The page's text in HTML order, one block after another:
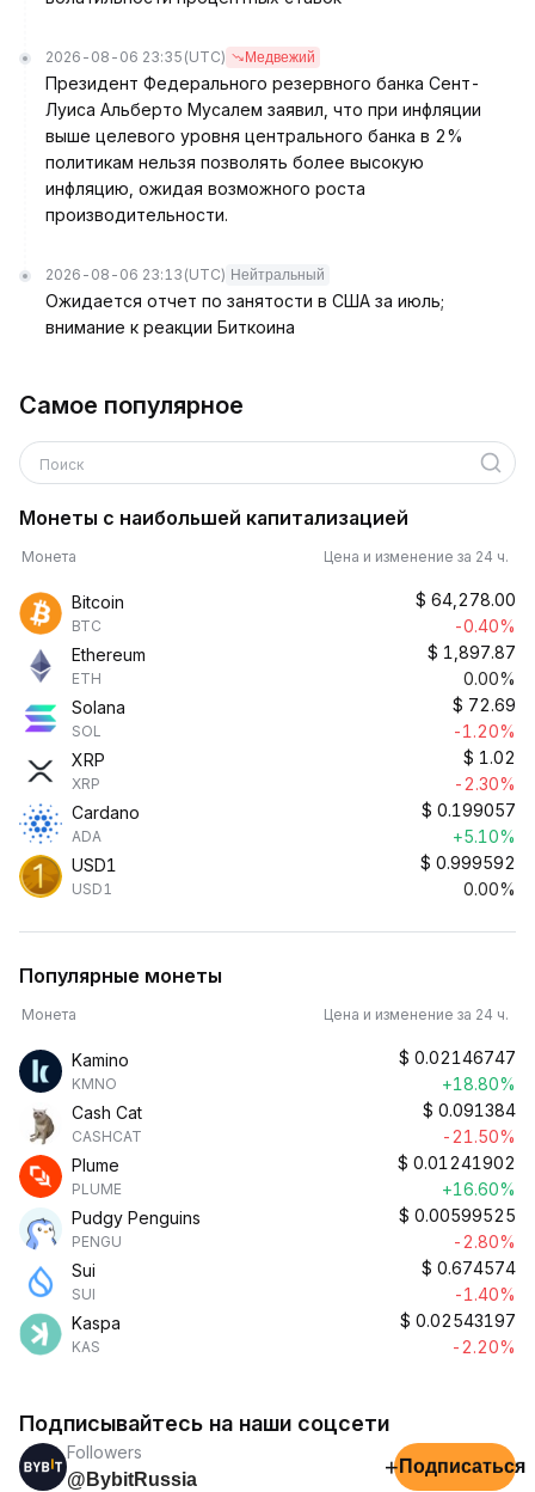
2026-08-06 23:35 (UTC) Медвежий
Президент Федерального резервного банка Сент-
Луиса Альберто Мусалем заявил, что при инфляции
выше целевого уровня центрального банка в 2%
политикам нельзя позволять более высокую
инфляцию, ожидая возможного роста
производительности.
2026-08-06 23:13 (UTC) Нейтральный
Ожидается отчет по занятости в США за июль;
внимание к реакции Биткоина
Самое популярное
Поиск
Монеты с наибольшей капитализацией
Монета Цена и изменение за 24 ч.
Bitcoin
BTC
$ 64,278.00
-0.40%
Ethereum
ETH
$ 1,897.87
0.00%
Solana
SOL
$ 72.69
-1.20%
XRP
XRP
$ 1.02
-2.30%
Cardano
ADA
$ 0.199057
+5.10%
USD1
USD1
$ 0.999592
0.00%
Популярные монеты
Монета Цена и изменение за 24 ч.
Kamino
KMNO
$ 0.02146747
+18.80%
Cash Cat
CASHCAT
$ 0.091384
-21.50%
Plume
PLUME
$ 0.01241902
+16.60%
Pudgy Penguins
PENGU
$ 0.00599525
-2.80%
Sui
SUI
$ 0.674574
-1.40%
Kaspa
KAS
$ 0.02543197
-2.20%
Подписывайтесь на наши соцсети
Followers
@BybitRussia
+ Подписаться